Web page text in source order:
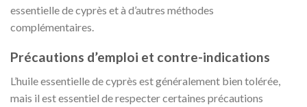
essentielle de cyprès et à d’autres méthodes
complémentaires.
Précautions d’emploi et contre-indications
L’huile essentielle de cyprès est généralement bien tolérée,
mais il est essentiel de respecter certaines précautions